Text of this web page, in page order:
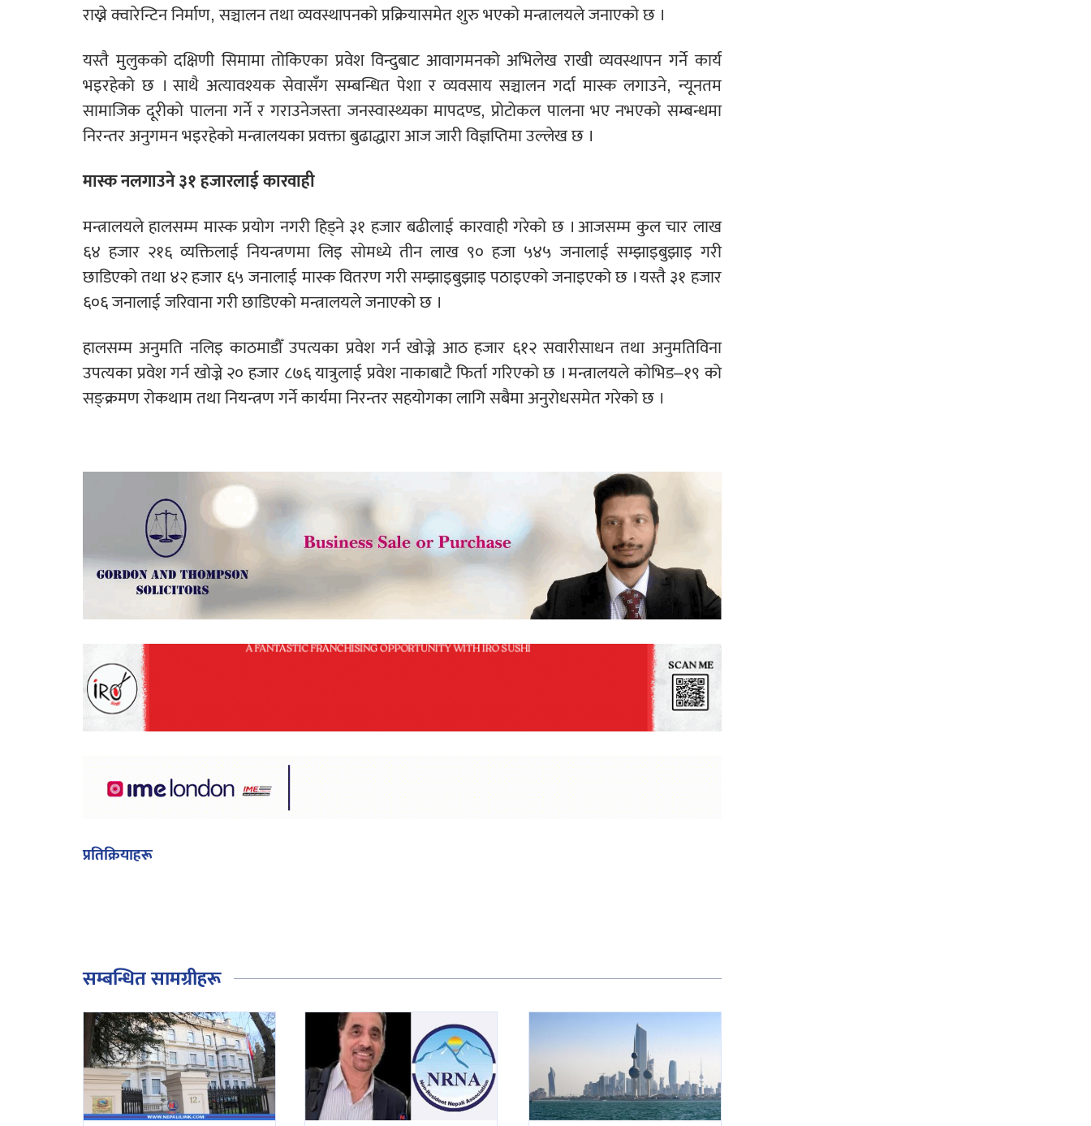
राख्ने क्वारेन्टिन निर्माण, सञ्चालन तथा व्यवस्थापनको प्रक्रियासमेत शुरु भएको मन्त्रालयले जनाएको छ ।
यस्तै मुलुकको दक्षिणी सिमामा तोकिएका प्रवेश विन्दुबाट आवागमनको अभिलेख राखी व्यवस्थापन गर्ने कार्य
भइरहेको छ । साथै अत्यावश्यक सेवासँग सम्बन्धित पेशा र व्यवसाय सञ्चालन गर्दा मास्क लगाउने, न्यूनतम
सामाजिक दूरीको पालना गर्ने र गराउनेजस्ता जनस्वास्थ्यका मापदण्ड, प्रोटोकल पालना भए नभएको सम्बन्धमा
निरन्तर अनुगमन भइरहेको मन्त्रालयका प्रवक्ता बुढाद्धारा आज जारी विज्ञप्तिमा उल्लेख छ ।
मास्क नलगाउने ३१ हजारलाई कारवाही
मन्त्रालयले हालसम्म मास्क प्रयोग नगरी हिड्ने ३१ हजार बढीलाई कारवाही गरेको छ । आजसम्म कुल चार लाख
६४ हजार २१६ व्यक्तिलाई नियन्त्रणमा लिइ सोमध्ये तीन लाख ९० हजा ५४५ जनालाई सम्झाइबुझाइ गरी
छाडिएको तथा ४२ हजार ६५ जनालाई मास्क वितरण गरी सम्झाइबुझाइ पठाइएको जनाइएको छ । यस्तै ३१ हजार
६०६ जनालाई जरिवाना गरी छाडिएको मन्त्रालयले जनाएको छ ।
हालसम्म अनुमति नलिइ काठमाडौँ उपत्यका प्रवेश गर्न खोज्ने आठ हजार ६१२ सवारीसाधन तथा अनुमतिविना
उपत्यका प्रवेश गर्न खोज्ने २० हजार ८७६ यात्रुलाई प्रवेश नाकाबाटै फिर्ता गरिएको छ । मन्त्रालयले कोभिड–१९ को
सङ्क्रमण रोकथाम तथा नियन्त्रण गर्ने कार्यमा निरन्तर सहयोगका लागि सबैमा अनुरोधसमेत गरेको छ ।
प्रतिक्रियाहरू
सम्बन्धित सामग्रीहरू